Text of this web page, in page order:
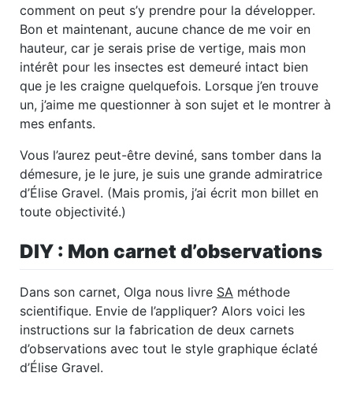
comment on peut s’y prendre pour la développer.
Bon et maintenant, aucune chance de me voir en
hauteur, car je serais prise de vertige, mais mon
intérêt pour les insectes est demeuré intact bien
que je les craigne quelquefois. Lorsque j’en trouve
un, j’aime me questionner à son sujet et le montrer à
mes enfants.
Vous l’aurez peut-être deviné, sans tomber dans la
démesure, je le jure, je suis une grande admiratrice
d’Élise Gravel. (Mais promis, j’ai écrit mon billet en
toute objectivité.)
DIY : Mon carnet d’observations
Dans son carnet, Olga nous livre SA méthode
scientifique. Envie de l’appliquer? Alors voici les
instructions sur la fabrication de deux carnets
d’observations avec tout le style graphique éclaté
d’Élise Gravel.